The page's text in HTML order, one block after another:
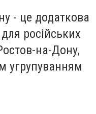
- це додаткова
російських
на-Дону,
угрупуванням